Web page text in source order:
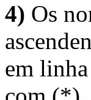
4) Os
em